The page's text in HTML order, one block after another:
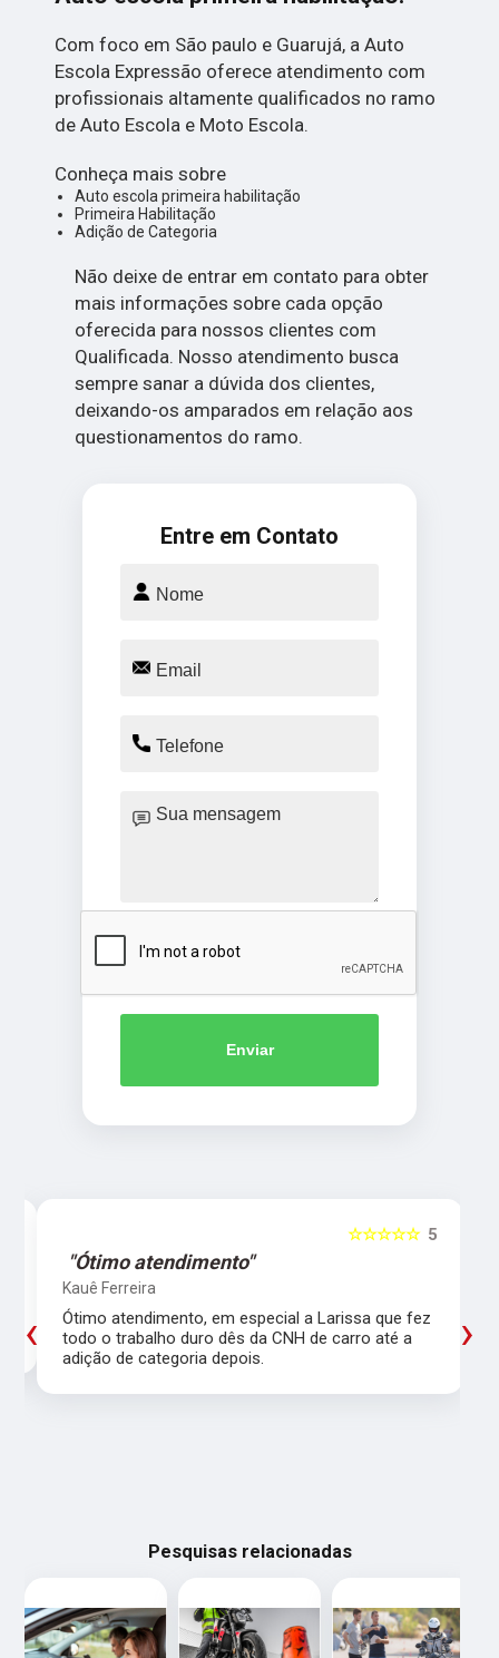
Com foco em São paulo e Guarujá, a Auto
Escola Expressão oferece atendimento com
profissionais altamente qualificados no ramo
de Auto Escola e Moto Escola.
Conheça mais sobre
Auto escola primeira habilitação
Primeira Habilitação
Adição de Categoria
Não deixe de entrar em contato para obter
mais informações sobre cada opção
oferecida para nossos clientes com
Qualificada. Nosso atendimento busca
sempre sanar a dúvida dos clientes,
deixando-os amparados em relação aos
questionamentos do ramo.
Entre em Contato
Enviar
5
☆☆☆☆☆
"Ótimo atendimento"
Kauê Ferreira
Ótimo atendimento, em especial a Larissa que fez
todo o trabalho duro dês da CNH de carro até a
adição de categoria depois.
‹ ›
Pesquisas relacionadas